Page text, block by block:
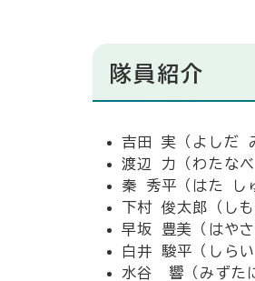
隊員紹介
吉田 実（よしだ
渡辺 力（わたな
秦 秀平（はた し
下村 俊太郎（し
早坂 豊美（はや
白井 駿平（しら
水谷 響（みずた